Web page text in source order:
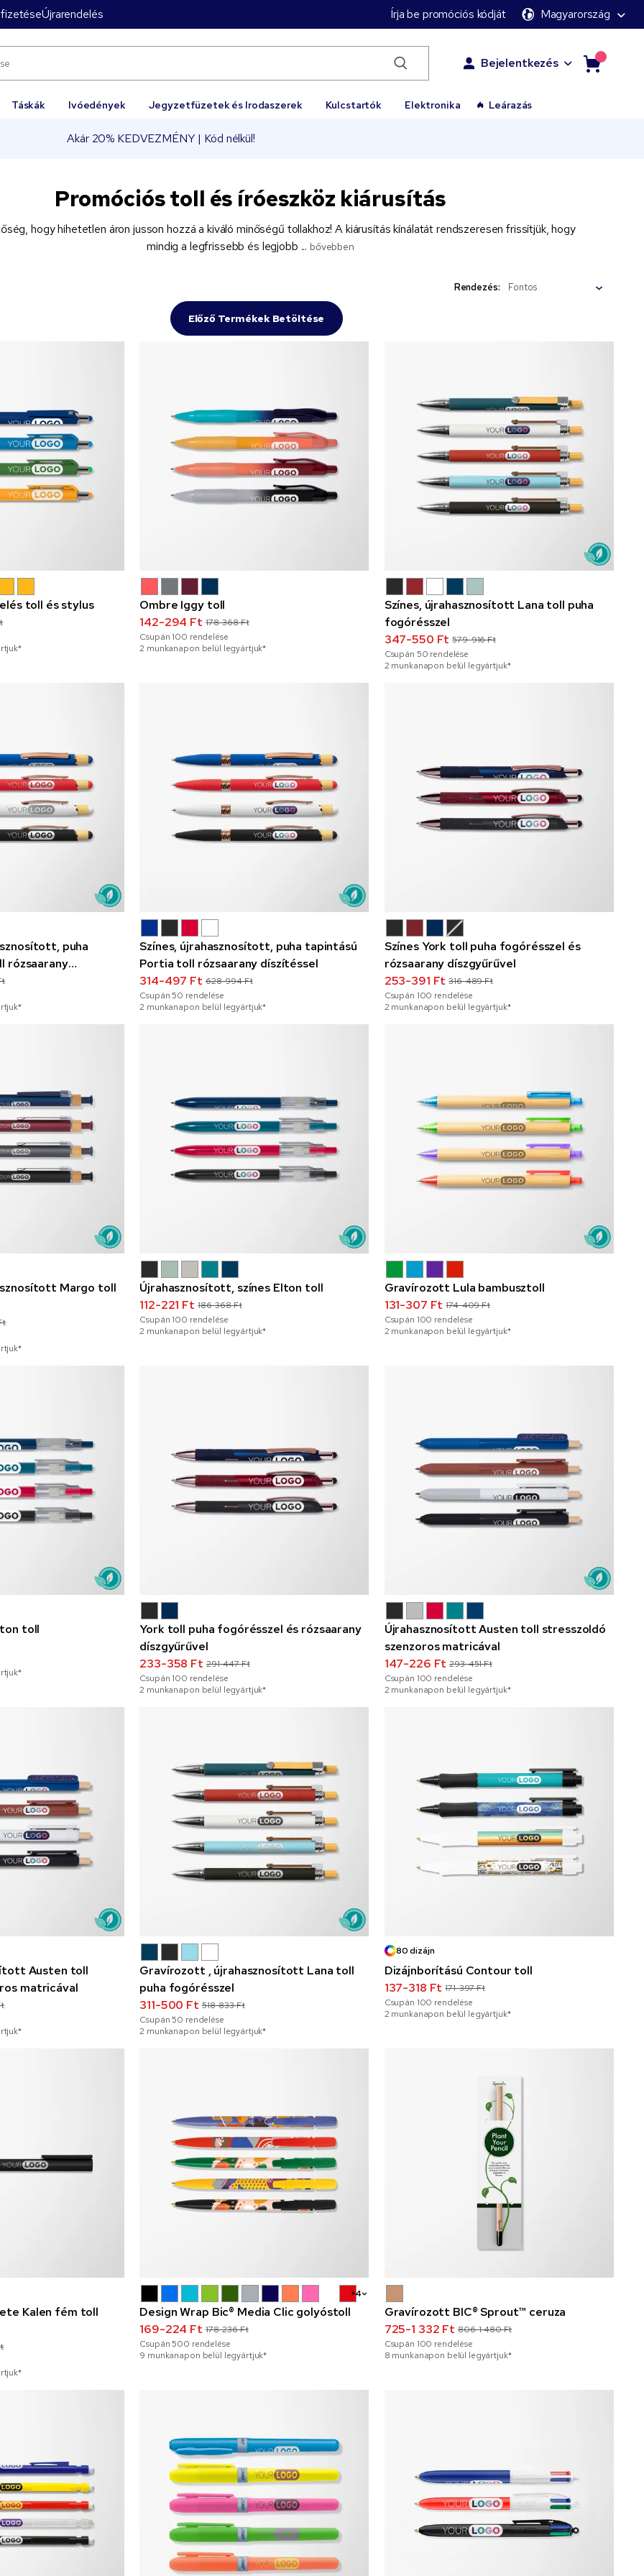
Újrarendelés Írja be promóciós kódját Magyarország
Bejelentkezés
Táskák Ivóedények Jegyzetfüzetek és Irodaszerek Kulcstartók Elektronika Leárazás
Akár 20% KEDVEZMÉNY | Kód nélkül!
Promóciós toll és íróeszköz kiárusítás
hogy hihetetlen áron jusson hozzá a kiváló minőségű tollakhoz! A kiárusítás kínálatát rendszeresen frissítjük, hogy
mindig a legfrissebb és legjobb ... bővebben
Rendezés:
Előző Termékek Betöltése
toll és stylus
Ombre Iggy toll
142-294 Ft 178-368 Ft
Csupán 100 rendelése
2 munkanapon belül legyártjuk*
Színes, újrahasznosított Lana toll puha
fogórésszel
347-550 Ft 579-916 Ft
Csupán 50 rendelése
2 munkanapon belül legyártjuk*
puha
rózsaarany
Színes, újrahasznosított, puha tapintású
Portia toll rózsaarany díszítéssel
314-497 Ft 628-994 Ft
Csupán50 rendelése
2 munkanapon belül legyártjuk*
Színes York toll puha fogórésszel és
rózsaarany díszgyűrűvel
253-391 Ft 316-489 Ft
Csupán 100 rendelése
2 munkanapon belül legyártjuk*
Margo toll
Újrahasznosított, színes Elton toll
112-221 Ft 186-368 Ft
Csupán 100 rendelése
2 munkanapon belül legyártjuk*
Gravírozott Lula bambusztoll
131-307 Ft 174-409 Ft
Csupán 100 rendelése
2 munkanapon belül legyártjuk*
toll
York toll puha fogórésszel és rózsaarany
díszgyűrűvel
233-358 Ft 291-447 Ft
Csupán 100 rendelése
2 munkanapon belül legyártjuk*
Újrahasznosított Austen toll stresszoldó
szenzoros matricával
147-226 Ft 293-451 Ft
Csupán 100 rendelése
2 munkanapon belül legyártjuk*
Austen toll
matricával
Gravírozott , újrahasznosított Lana toll
puha fogórésszel
311-500 Ft 518-833 Ft
Csupán50 rendelése
2 munkanapon belül legyártjuk*
80 dizájn
Dizájnborítású Contour toll
137-318 Ft 171-397 Ft
Csupán 100 rendelése
2 munkanapon belül legyártjuk*
Kalen fém toll
+4
Design Wrap Bic® Media Clic golyóstoll
169-224 Ft 178-236 Ft
Csupán500 rendelése
9 munkanapon belül legyártjuk*
Gravírozott BIC® Sprout™ ceruza
725-1 332 Ft 806-1 480 Ft
Csupán 100 rendelése
8 munkanapon belül legyártjuk*